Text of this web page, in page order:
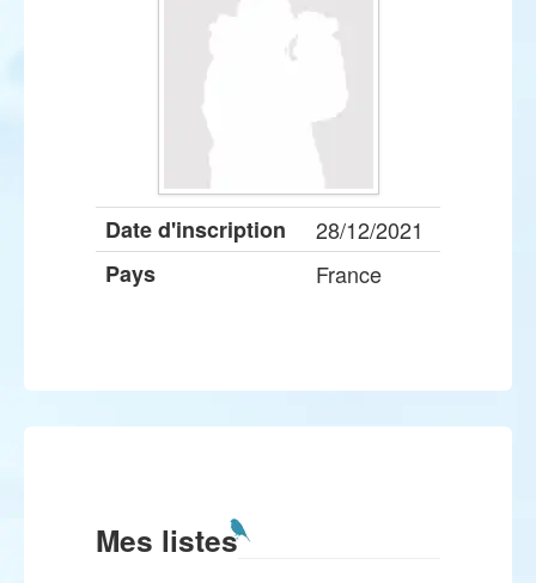
Date d'inscription
28/12/2021
Pays
France
Mes listes